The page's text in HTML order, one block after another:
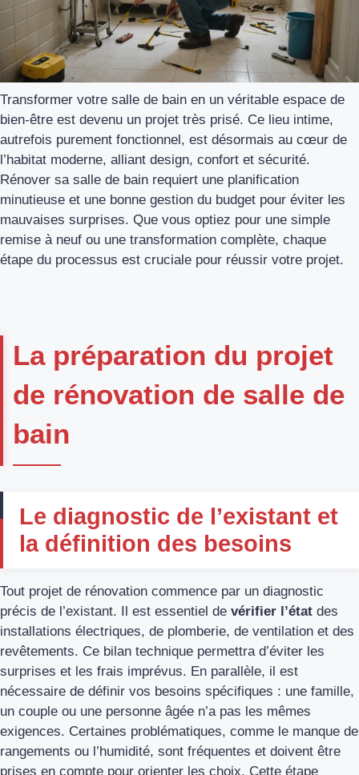
Transformer votre salle de bain en un véritable espace de
bien-être est devenu un projet très prisé. Ce lieu intime,
autrefois purement fonctionnel, est désormais au cœur de
l’habitat moderne, alliant design, confort et sécurité.
Rénover sa salle de bain requiert une planification
minutieuse et une bonne gestion du budget pour éviter les
mauvaises surprises. Que vous optiez pour une simple
remise à neuf ou une transformation complète, chaque
étape du processus est cruciale pour réussir votre projet.
La préparation du projet
de rénovation de salle de
bain
Le diagnostic de l’existant et
la définition des besoins
Tout projet de rénovation commence par un diagnostic
précis de l’existant. Il est essentiel de vérifier l’état des
installations électriques, de plomberie, de ventilation et des
revêtements. Ce bilan technique permettra d’éviter les
surprises et les frais imprévus. En parallèle, il est
nécessaire de définir vos besoins spécifiques : une famille,
un couple ou une personne âgée n’a pas les mêmes
exigences. Certaines problématiques, comme le manque de
rangements ou l’humidité, sont fréquentes et doivent être
prises en compte pour orienter les choix. Cette étape